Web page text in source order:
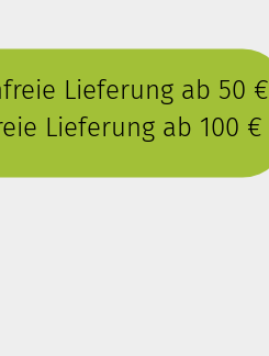
Lieferung ab 50 €
Lieferung ab 100 €